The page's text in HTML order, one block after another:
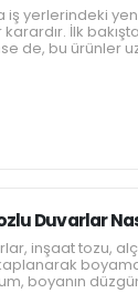
iş yerlerindeki
İlk
de, bu ürünler
Duvarlar
inşaat tozu,
boyanın